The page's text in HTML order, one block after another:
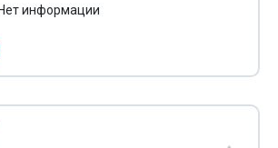
Нет информации